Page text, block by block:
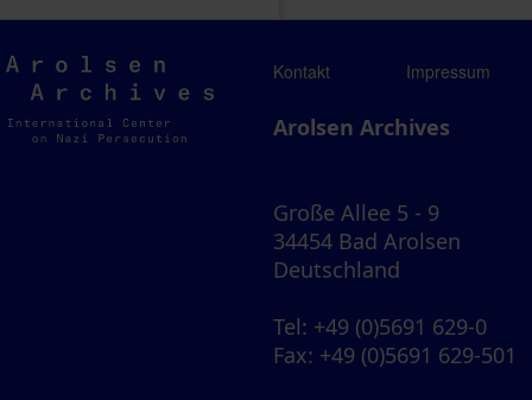
Arolsen
Archives
Kontakt Impressum
Arolsen Archives
Große Allee 5 - 9
34454 Bad Arolsen
Deutschland
Tel: +49 (0)5691 629-0
Fax: +49 (0)5691 629-501